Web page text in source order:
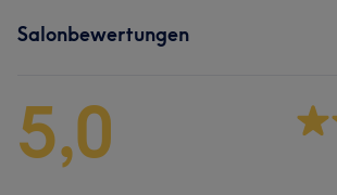
Salonbewertungen
5,0